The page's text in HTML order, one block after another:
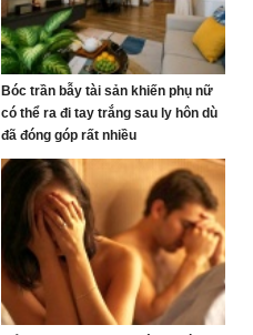
Bóc trần bẫy tài sản khiến phụ nữ
có thể ra đi tay trắng sau ly hôn dù
đã đóng góp rất nhiều